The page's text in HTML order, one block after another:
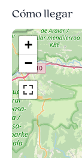
Cómo llegar
+
−